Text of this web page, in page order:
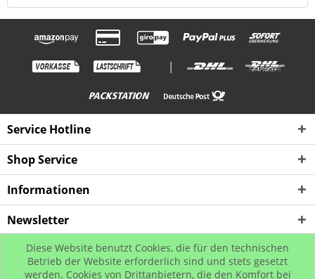
|
Service Hotline
Shop Service
Informationen
Newsletter
* Alle Preise inkl. gesetzl. Mehrwertsteuer zzgl. Versandkosten, wenn nicht
anders beschrieben
Diese Website benutzt Cookies, die für den technischen
Betrieb der Website erforderlich sind und stets gesetzt
werden. Cookies von Drittanbietern, die den Komfort bei